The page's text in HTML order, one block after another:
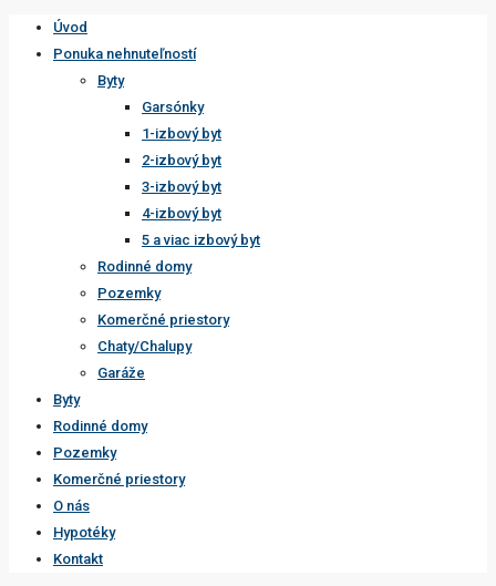
Úvod
Ponuka nehnuteľností
Byty
Garsónky
1-izbový byt
2-izbový byt
3-izbový byt
4-izbový byt
5 a viac izbový byt
Rodinné domy
Pozemky
Komerčné priestory
Chaty/Chalupy
Garáže
Byty
Rodinné domy
Pozemky
Komerčné priestory
O nás
Hypotéky
Kontakt